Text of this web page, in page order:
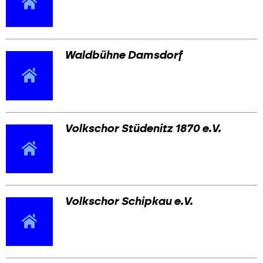
Waldbühne Damsdorf
Volkschor Stüdenitz 1870 e.V.
Volkschor Schipkau e.V.